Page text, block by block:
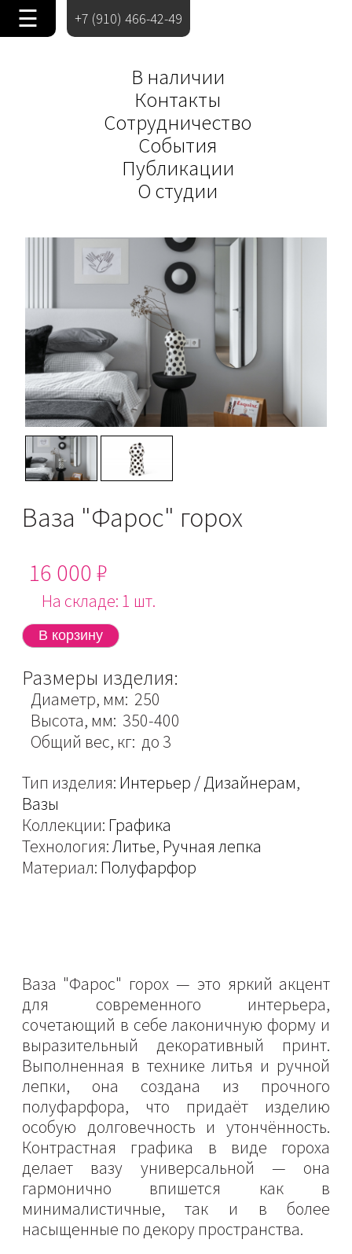
☰ +7 (910) 466-42-49
В наличии
Контакты
Сотрудничество
События
Публикации
О студии
Ваза "Фарос" горох
16 000 ₽
На складе: 1 шт.
Размеры изделия:
Диаметр, мм: 250
Высота, мм: 350-400
Общий вес, кг: до 3
Тип изделия: Интерьер / Дизайнерам,
Вазы
Коллекции: Графика
Технология:Литье, Ручная лепка
Материал: Полуфарфор
Ваза "Фарос" горох — это яркий акцент
для современного интерьера,
сочетающий в себе лаконичную форму и
выразительный декоративный принт.
Выполненная в технике литья и ручной
лепки, она создана из прочного
полуфарфора, что придаёт изделию
особую долговечность и утончённость.
Контрастная графика в виде гороха
делает вазу универсальной — она
гармонично впишется как в
минималистичные, так и в более
насыщенные по декору пространства.